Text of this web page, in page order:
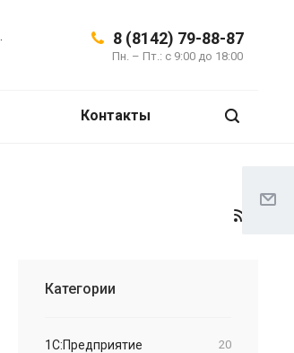
8 (8142) 79-88-87
Пн. – Пт.: с 9:00 до 18:00
Контакты
Категории
1С:Предприятие 20